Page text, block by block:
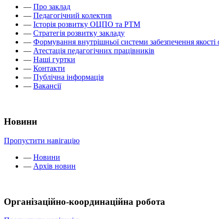
— Про заклад
— Педагогічний колектив
— Історія розвитку ОЦПО та РТМ
— Стратегія розвитку закладу
— Формування внутрішньої системи забезпечення якості
— Атестація педагогічних працівників
— Наші гуртки
— Контакти
— Публічна інформація
— Вакансії
Новини
Пропустити навігацію
— Новини
— Архів новин
Організаційно-координаційна робота